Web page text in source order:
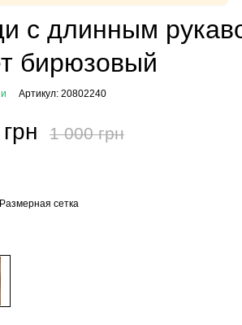
с длинным
бирюзовый
Артикул: 20802240
1 000 грн
Размерная сетка